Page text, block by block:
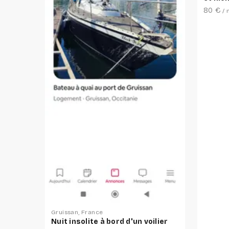
Gruissan, France
Nuit insolite à bord d'un voilier
80 € /